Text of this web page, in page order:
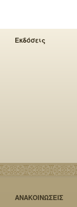
Εκδόσεις
ΑΝΑΚΟΙΝΩΣΕΙΣ